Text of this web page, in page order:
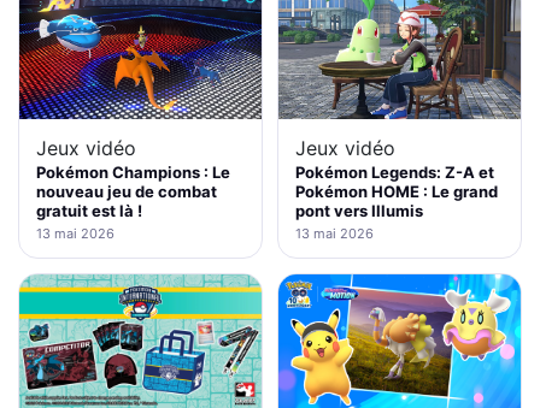
Jeux vidéo
Pokémon Champions : Le
nouveau jeu de combat
gratuit est là !
13 mai 2026
Jeux vidéo
Pokémon Legends: Z-A et
Pokémon HOME : Le grand
pont vers Illumis
13 mai 2026